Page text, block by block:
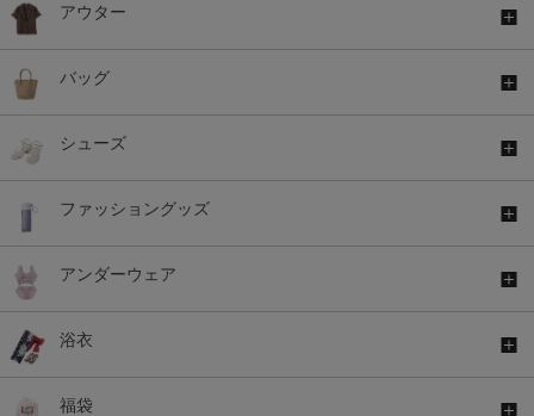
アウター
バッグ
シューズ
ファッショングッズ
アンダーウェア
浴衣
福袋